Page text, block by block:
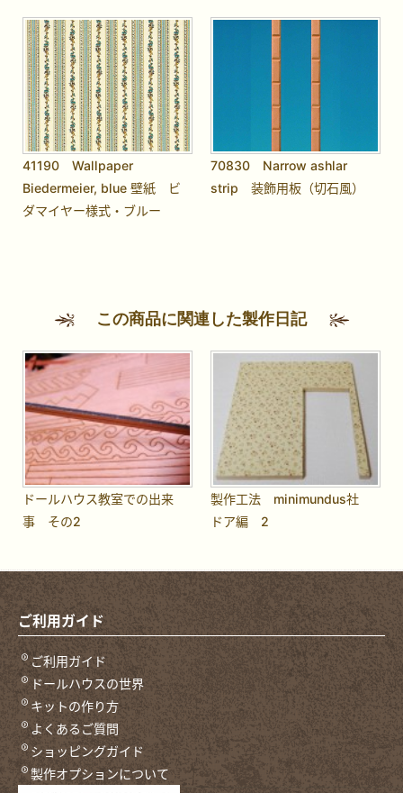
41190 Wallpaper
Biedermeier, blue 壁紙 ビ
ダマイヤー様式・ブルー
70830 Narrow ashlar
strip 装飾用板（切石風）
この商品に関連した製作日記
ドールハウス教室での出来
事 その2
製作工法 minimundus社
ドア編 2
ご利用ガイド
ご利用ガイド
ドールハウスの世界
キットの作り方
よくあるご質問
ショッピングガイド
製作オプションについて